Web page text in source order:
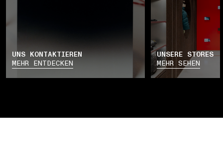
UNS KONTAKTIEREN
MEHR ENTDECKEN
UNSERE STORES
MEHR SEHEN